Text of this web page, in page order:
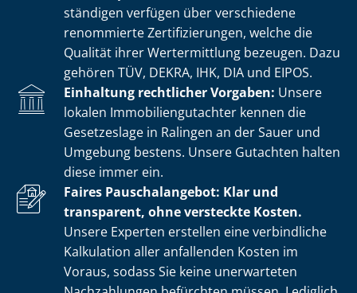
stän­di­gen verfügen über verschiedene
renommierte Zer­ti­fi­zie­run­gen, welche die
Qualität ihrer Wertermittlung bezeugen. Dazu
gehören TÜV, DEKRA, IHK, DIA und EIPOS.
Einhaltung rechtlicher Vorgaben: Unsere
lokalen Im­mo­bi­li­en­gut­ach­ter kennen die
Gesetzeslage in Ralingen an der Sauer und
Umgebung bestens. Unsere Gutachten halten
diese immer ein.
Faires Pauschalangebot: Klar und
transparent, ohne versteckte Kosten.
Unsere Experten erstellen eine verbindliche
Kalkulation aller anfallenden Kosten im
Voraus, sodass Sie keine unerwarteten